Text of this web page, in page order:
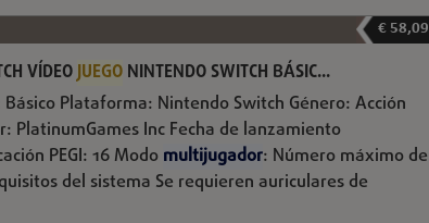
€ 58,09
VÍDEOJUEGO NINTENDO SWITCH BÁSIC...
Plataforma: Nintendo Switch Género: Acción
PlatinumGames Inc Fecha de lanzamiento
PEGI: 16 Modo multijugador: Número máximo de
del sistema Se requieren auriculares de